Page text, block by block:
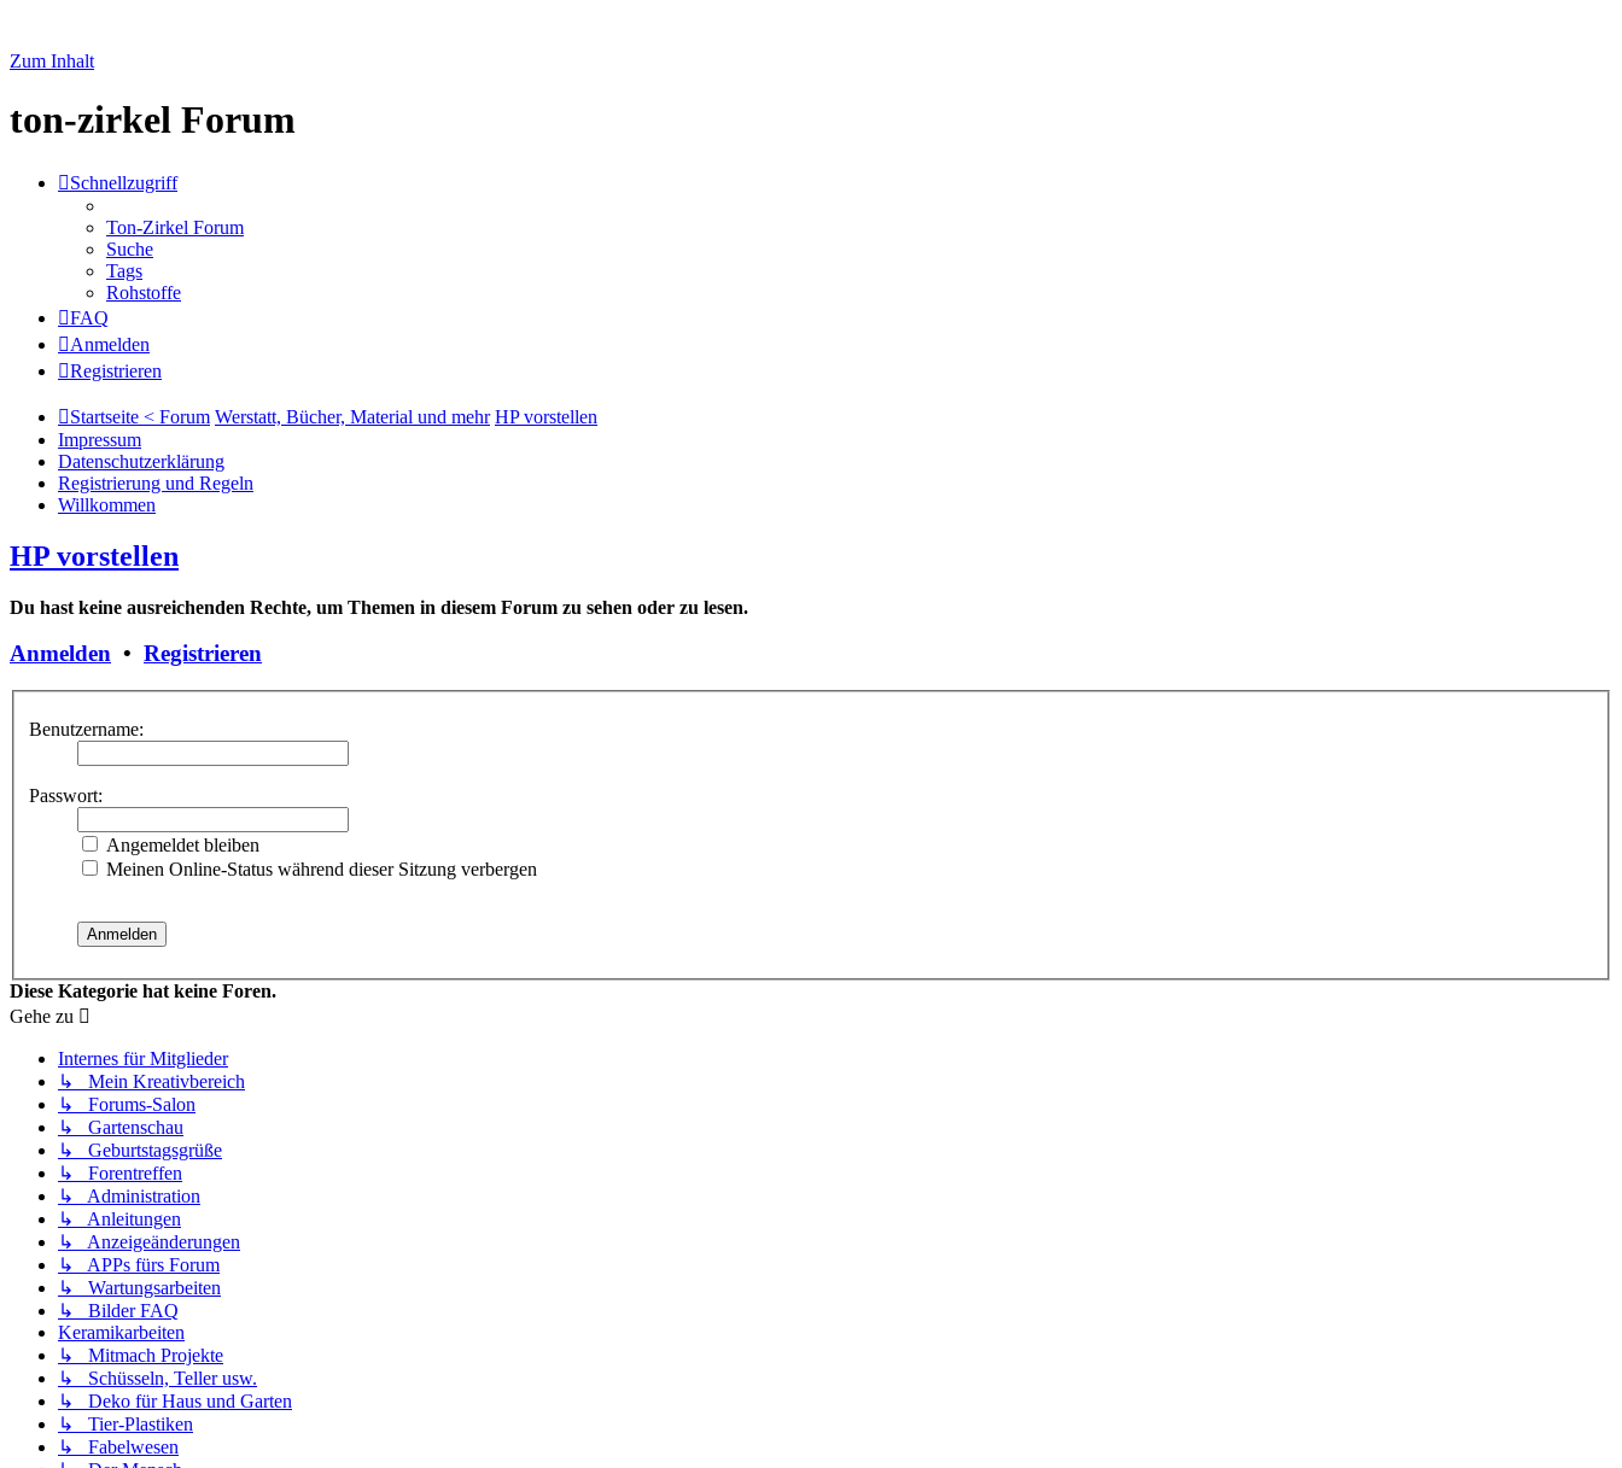
Zum Inhalt
ton-zirkel Forum
Schnellzugriff
Ton-Zirkel Forum
Suche
Tags
Rohstoffe
FAQ
Anmelden
Registrieren
Startseite < Forum Werstatt, Bücher, Material und mehr HP vorstellen
Impressum
Datenschutzerklärung
Registrierung und Regeln
Willkommen
HP vorstellen
Du hast keine ausreichenden Rechte, um Themen in diesem Forum zu sehen oder zu lesen.
Anmelden • Registrieren
Benutzername:
Passwort:
Angemeldet bleiben
Meinen Online-Status während dieser Sitzung verbergen
Diese Kategorie hat keine Foren.
Gehe zu
Internes für Mitglieder
↳ Mein Kreativbereich
↳ Forums-Salon
↳ Gartenschau
↳ Geburtstagsgrüße
↳ Forentreffen
↳ Administration
↳ Anleitungen
↳ Anzeigeänderungen
↳ APPs fürs Forum
↳ Wartungsarbeiten
↳ Bilder FAQ
Keramikarbeiten
↳ Mitmach Projekte
↳ Schüsseln, Teller usw.
↳ Deko für Haus und Garten
↳ Tier-Plastiken
↳ Fabelwesen